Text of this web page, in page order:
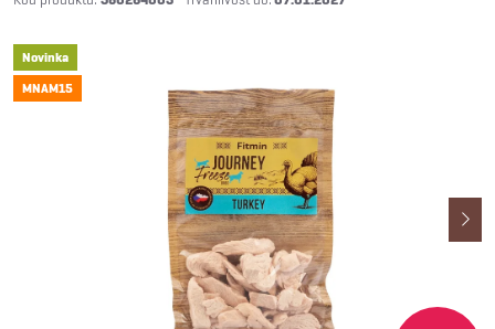
Novinka
MNAM15